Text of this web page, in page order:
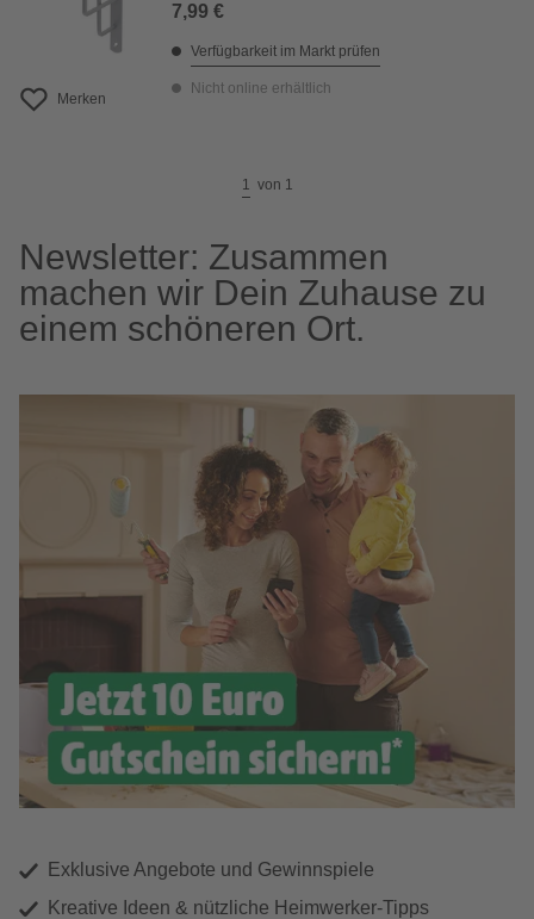
Merken
7,99 €
Verfügbarkeit im Markt prüfen
Nicht online erhältlich
1 von 1
Newsletter: Zusammen
machen wir Dein Zuhause zu
einem schöneren Ort.
Exklusive Angebote und Gewinnspiele
Kreative Ideen & nützliche Heimwerker-Tipps